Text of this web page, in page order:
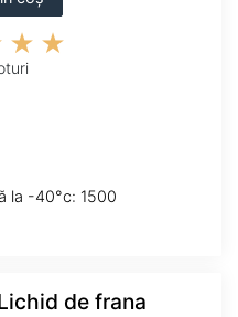
la -40°c: 1500
de frana